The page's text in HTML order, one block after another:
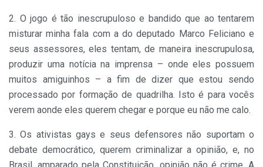
2. O jogo é tão inescrupuloso e bandido que ao tentarem
misturar minha fala com a do deputado Marco Feliciano e
seus assessores, eles tentam, de maneira inescrupulosa,
produzir uma notícia na imprensa – onde eles possuem
muitos amiguinhos – a fim de dizer que estou sendo
processado por formação de quadrilha. Isto é para vocês
verem aonde eles querem chegar e porque eu não me calo.
3.Os ativistas gays e seus defensores não suportam o
debate democrático, querem criminalizar a opinião, e, no